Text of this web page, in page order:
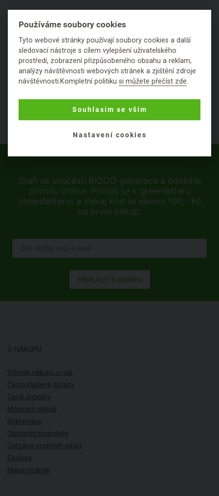
Staň se součástí BiOOO generace a odebírej
přírodu online. Přihlaš se k greenletteru
(newsletteru) a získej kód se slevou 100,- Kč
na první nákup.
PŘIHLÁSIT K ODBĚRU
O NÁKUPU
Výhody nákupu u nás
Často kladené dotazy
Ceník dopravy
Možnosti plateb
Reklamace
Obchodní podmínky
Ochrana osobních údajů
Cookies
Mapa stránek
Používáme soubory cookies
Tyto webové stránky používají soubory cookies a další
sledovací nástroje s cílem vylepšení uživatelského
prostředí, zobrazení přizpůsobeného obsahu a reklam,
analýzy návštěvnosti webových stránek a zjištění zdroje
návštěvnosti.Kompletní politikusi můžete přečíst zde.
Souhlasím se vším
Nastavení cookies